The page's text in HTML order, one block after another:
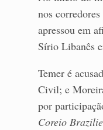
nos
apressou em
Sírio Libanês
Temer é
Civil; e
por
Coreio